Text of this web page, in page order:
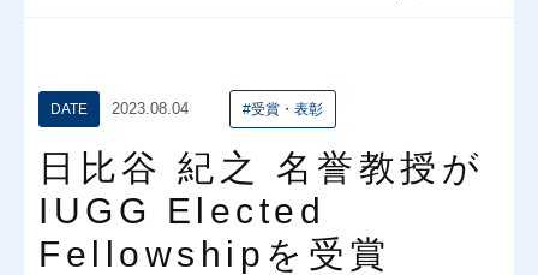
DATE 2023.08.04 #受賞・表彰
日比谷 紀之 名誉教授が
IUGG Elected
Fellowshipを受賞